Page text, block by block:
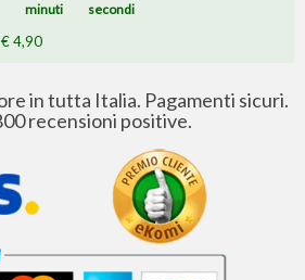
minuti secondi
4,90
in tutta Italia. Pagamenti sicuri.
recensioni positive.